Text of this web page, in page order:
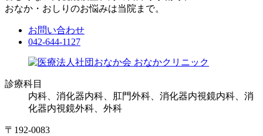
おなか・おしりのお悩みは当院まで。
お問い合わせ
042-644-1127
診療科目
内科、消化器内科、肛門外科、消化器内視鏡内科、消
化器内視鏡外科、外科
〒192-0083